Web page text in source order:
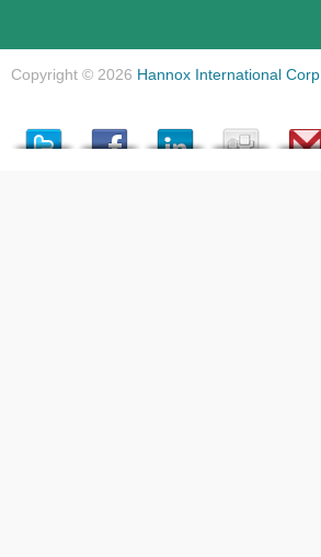
Copyright © 2026 Hannox International Corp.